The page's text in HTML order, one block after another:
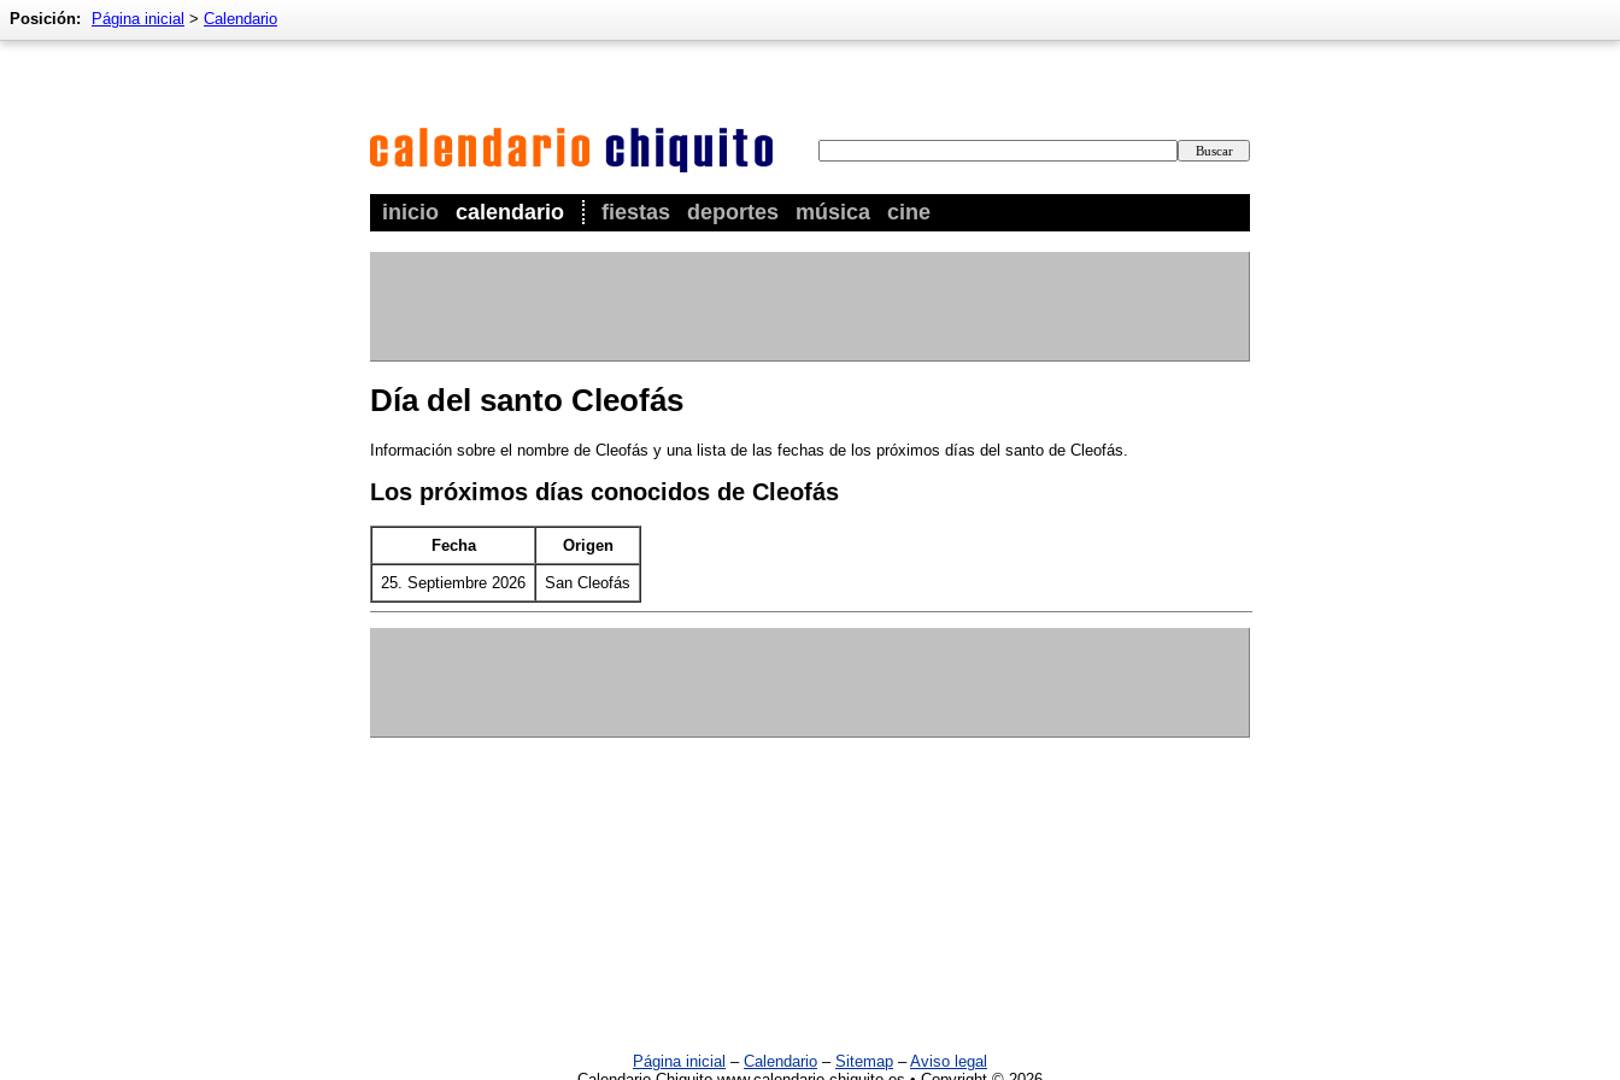
inicio calendario fiestas deportes música cine
Posición: Página inicial > Calendario
Día del santo Cleofás
Información sobre el nombre de Cleofás y una lista de las fechas de los próximos días del santo de Cleofás.
Los próximos días conocidos de Cleofás
Fecha Origen
25. Septiembre 2026 San Cleofás
Página inicial – Calendario – Sitemap –Aviso legal